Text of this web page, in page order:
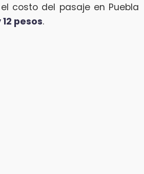
costo del pasaje en Puebla
12 pesos.